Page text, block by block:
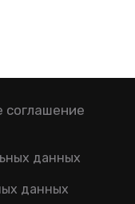
соглашение
данных
данных